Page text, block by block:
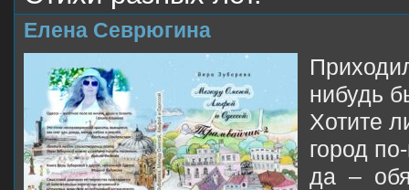
Елена Севрюгина
нибудь
Хотите
город
да –